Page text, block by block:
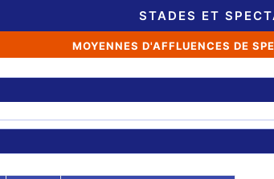
STADES ET
MOYENNES D'AFFLUENCES DE